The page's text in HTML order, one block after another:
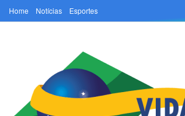
Home Notícias Esportes